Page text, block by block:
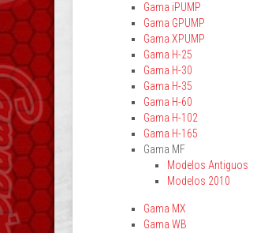
Gama iPUMP
Gama GPUMP
Gama XPUMP
Gama H-25
Gama H-30
Gama H-35
Gama H-60
Gama H-102
Gama H-165
Gama MF
Modelos Antiguos
Modelos 2010
Gama MX
Gama WB